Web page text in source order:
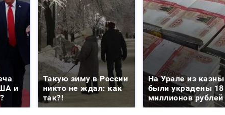
и
Такую зиму в России
никто не ждал: как
так?!
На Урале из казны
были украдены 18
миллионов рублей